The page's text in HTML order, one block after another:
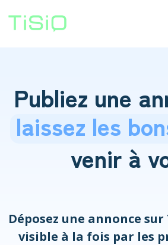
Publiez une
laissez les
venir à
Déposez une annonce
visible à la fois par les